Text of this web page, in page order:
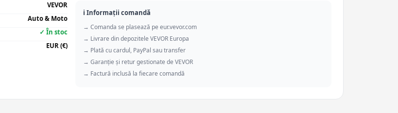
VEVOR
Auto & Moto
✓ În stoc
EUR (€)
ℹ️ Informații comandă
→ Comanda se plasează pe eur.vevor.com
→ Livrare din depozitele VEVOR Europa
→ Plată cu cardul, PayPal sau transfer
→ Garanție și retur gestionate de VEVOR
→ Factură inclusă la fiecare comandă